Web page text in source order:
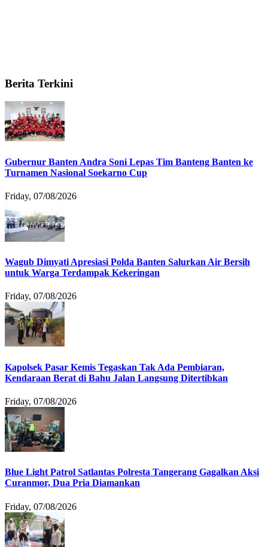
Berita Terkini
Gubernur Banten Andra Soni Lepas Tim Banteng Banten ke
Turnamen Nasional Soekarno Cup
Friday, 07/08/2026
Wagub Dimyati Apresiasi Polda Banten Salurkan Air Bersih
untuk Warga Terdampak Kekeringan
Friday, 07/08/2026
Kapolsek Pasar Kemis Tegaskan Tak Ada Pembiaran,
Kendaraan Berat di Bahu Jalan Langsung Ditertibkan
Friday, 07/08/2026
Blue Light Patrol Satlantas Polresta Tangerang Gagalkan Aksi
Curanmor, Dua Pria Diamankan
Friday, 07/08/2026